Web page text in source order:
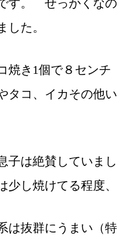
す。 せっかくなの
した。
き1個で８センチ
タコ、イカその他い
子は絶賛していまし
し焼けてる程度、
は抜群にうまい（特